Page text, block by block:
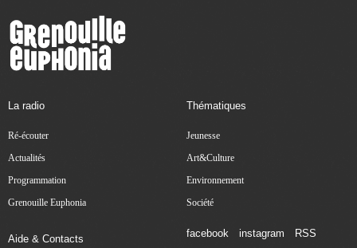
La radio
Ré-écouter
Actualités
Programmation
Grenouille Euphonia
Thématiques
Jeunesse
Art&Culture
Environnement
Société
Aide & Contacts facebook instagram RSS